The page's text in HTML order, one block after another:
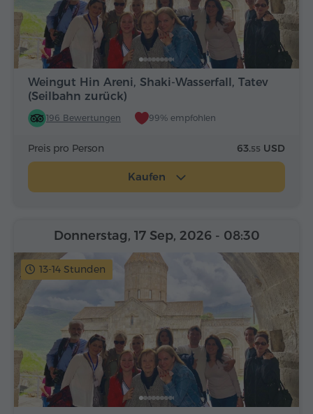
Weingut Hin Areni, Shaki-Wasserfall, Tatev
(Seilbahn zurück)
196 Bewertungen 99% empfohlen
Preis pro Person 63.55 USD
Kaufen
13-14 Stunden
Donnerstag, 17 Sep, 2026 - 08:30